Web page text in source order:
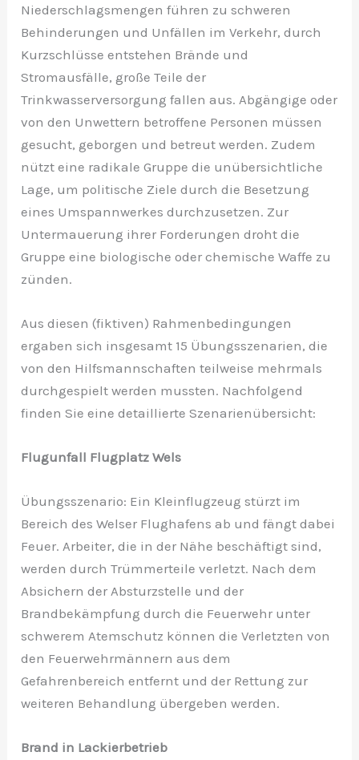
Niederschlagsmengen führen zu schweren
Behinderungen und Unfällen im Verkehr, durch
Kurzschlüsse entstehen Brände und
Stromausfälle, große Teile der
Trinkwasserversorgung fallen aus. Abgängige oder
von den Unwettern betroffene Personen müssen
gesucht, geborgen und betreut werden. Zudem
nützt eine radikale Gruppe die unübersichtliche
Lage, um politische Ziele durch die Besetzung
eines Umspannwerkes durchzusetzen. Zur
Untermauerung ihrer Forderungen droht die
Gruppe eine biologische oder chemische Waffe zu
zünden.
Aus diesen (fiktiven) Rahmenbedingungen
ergaben sich insgesamt 15 Übungsszenarien, die
von den Hilfsmannschaften teilweise mehrmals
durchgespielt werden mussten. Nachfolgend
finden Sie eine detaillierte Szenarienübersicht:
Flugunfall Flugplatz Wels
Übungsszenario: Ein Kleinflugzeug stürzt im
Bereich des Welser Flughafens ab und fängt dabei
Feuer. Arbeiter, die in der Nähe beschäftigt sind,
werden durch Trümmerteile verletzt. Nach dem
Absichern der Absturzstelle und der
Brandbekämpfung durch die Feuerwehr unter
schwerem Atemschutz können die Verletzten von
den Feuerwehrmännern aus dem
Gefahrenbereich entfernt und der Rettung zur
weiteren Behandlung übergeben werden.
Brand in Lackierbetrieb